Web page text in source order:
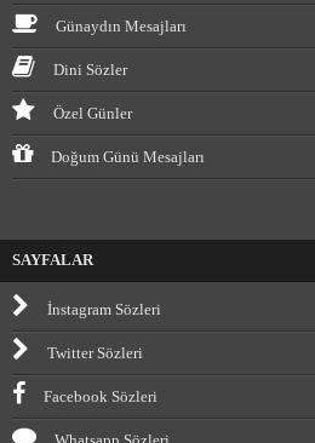
Günaydın Mesajları
Dini Sözler
Özel Günler
Doğum Günü Mesajları
SAYFALAR
İnstagram Sözleri
Twitter Sözleri
Facebook Sözleri